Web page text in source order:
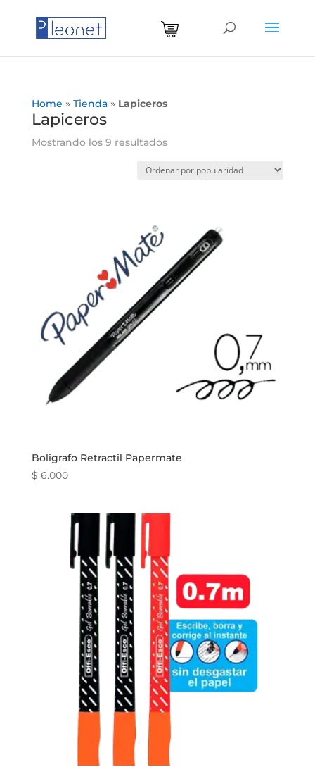
Home » Tienda» Lapiceros
Lapiceros
Mostrando los 9 resultadosOrdenado
popularidad
Boligrafo Retractil Papermate
$ 6.000